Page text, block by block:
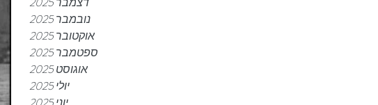
נובמבר 2025
אוקטובר 2025
ספטמבר 2025
אוגוסט 2025
יולי 2025